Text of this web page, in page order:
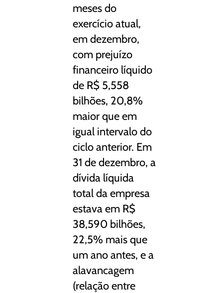
meses do
exercício atual,
em dezembro,
com prejuízo
financeiro líquido
de R$ 5,558
bilhões, 20,8%
maior que em
igual intervalo do
ciclo anterior. Em
31 de dezembro, a
dívida líquida
total da empresa
estava em R$
38,590 bilhões,
22,5% mais que
um ano antes, e a
alavancagem
(relação entre